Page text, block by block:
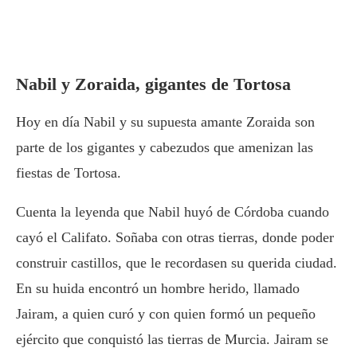
Nabil y Zoraida, gigantes de Tortosa
Hoy en día Nabil y su supuesta amante Zoraida son
parte de los gigantes y cabezudos que amenizan las
fiestas de Tortosa.
Cuenta la leyenda que Nabil huyó de Córdoba cuando
cayó el Califato. Soñaba con otras tierras, donde poder
construir castillos, que le recordasen su querida ciudad.
En su huida encontró un hombre herido, llamado
Jairam, a quien curó y con quien formó un pequeño
ejército que conquistó las tierras de Murcia. Jairam se